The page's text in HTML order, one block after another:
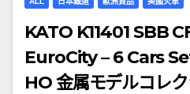
KATO K11401 SBB
EuroCity – 6 Cars
HO 金属モデルコレ